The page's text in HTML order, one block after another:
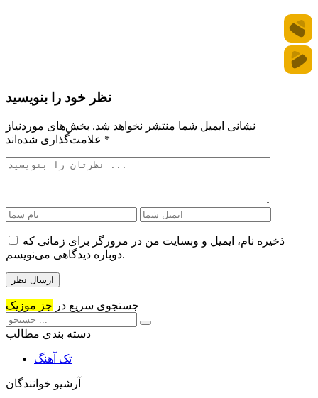
نظر خود را بنویسید
نشانی ایمیل شما منتشر نخواهد شد. بخش‌های موردنیاز
*
ذخیره نام، ایمیل و وبسایت من در مرورگر برای زمانی که
دوباره دیدگاهی می‌نویسم.
جستجوی سریع در جز موزیک
دسته بندی مطالب
تک آهنگ
آرشیو خوانندگان